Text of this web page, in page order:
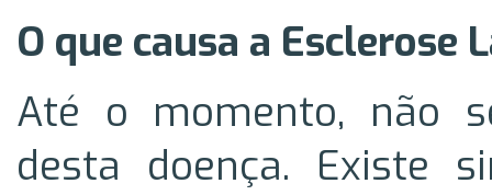
O que causa a
Até o momento, não
desta doença. Existe